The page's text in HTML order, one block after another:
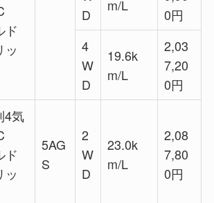
ド
ッ
D
m/L
0円
4
W
D
19.6k
m/L
2,03
7,20
0円
4気
ド
ッ
5AG
S
2
W
D
23.0k
m/L
2,08
7,80
0円